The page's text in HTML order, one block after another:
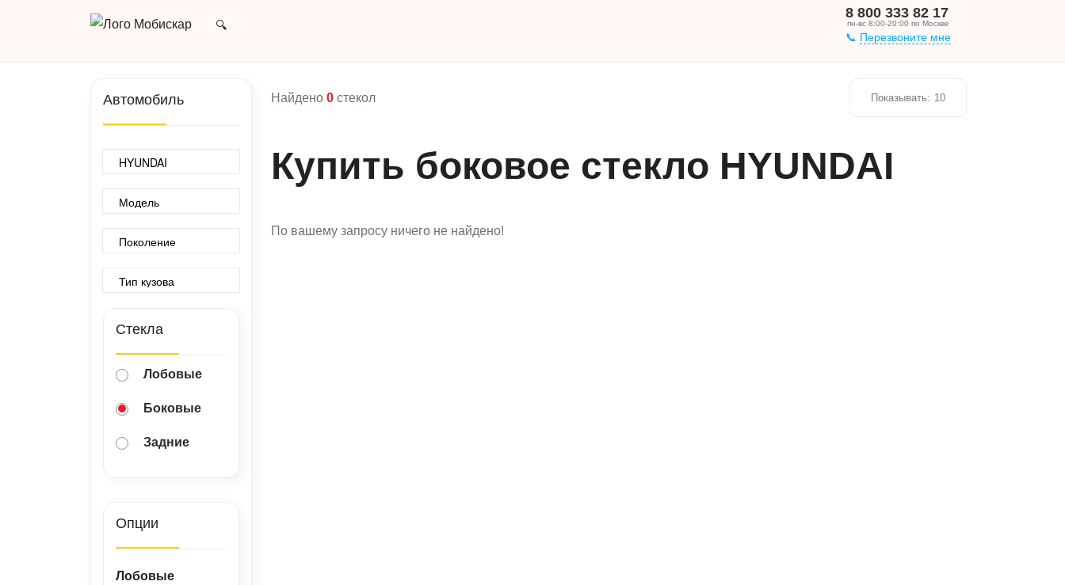
8 800 333 82 17
пн-вс 8:00-20:00 по Москве
Перезвоните мне
Найдено 0 стекол Показывать: 10
Купить боковое стекло HYUNDAI
По вашему запросу ничего не найдено!
Автомобиль
Стекла
Лобовые
Боковые
Задние
Опции
Лобовые